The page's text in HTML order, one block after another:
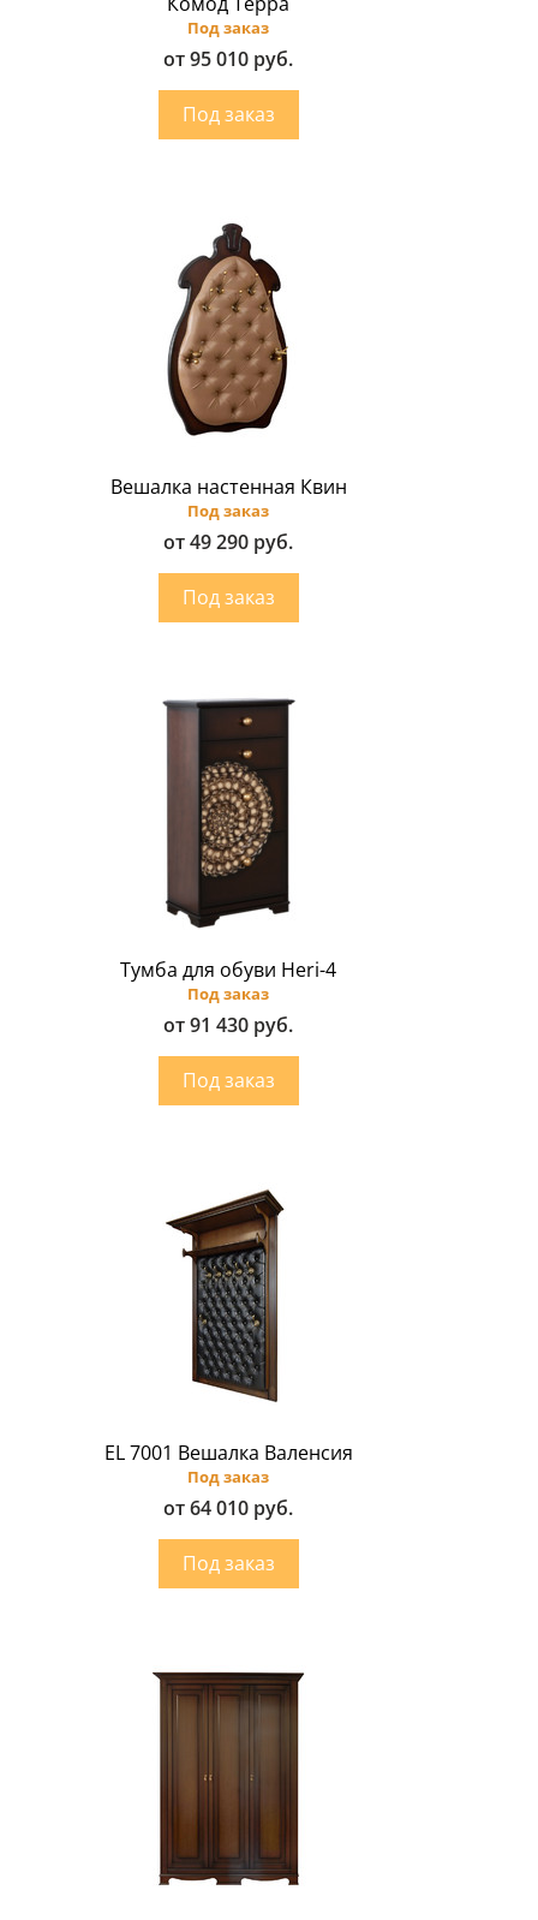
Под заказ
от 95 010 руб.
Вешалка настенная Квин
Под заказ
от 49 290 руб.
Тумба для обуви Heri-4
Под заказ
от 91 430 руб.
EL 7001 Вешалка Валенсия
Под заказ
от 64 010 руб.